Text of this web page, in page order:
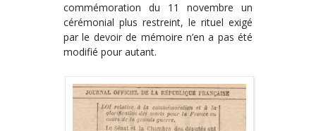
commémoration du 11 novembre un
cérémonial plus restreint, le rituel exigé
par le devoir de mémoire n’en a pas été
modifié pour autant.